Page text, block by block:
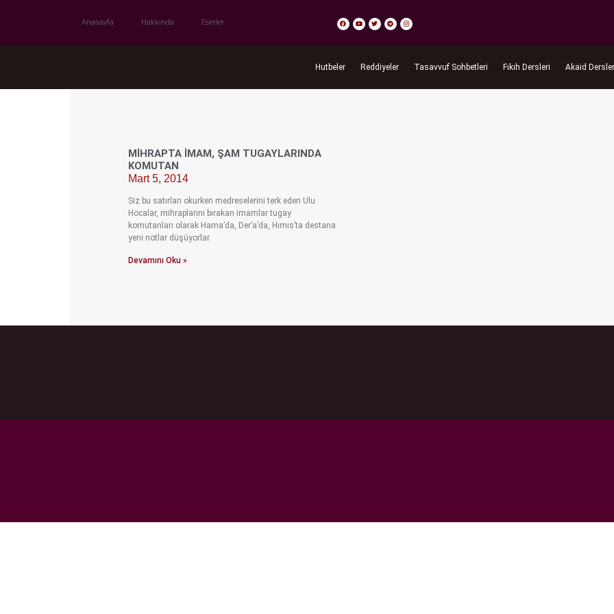
Anasayfa Hakkında Eserler
Hutbeler Reddiyeler Tasavvuf Sohbetleri Fıkıh Dersleri Akaid
MIHRAPTA İMAM, ŞAM TUGAYLARINDA
KOMUTAN
Mart 5, 2014
Siz bu satırları okurken medreselerini terk eden Ulu
Hocalar, mihraplarını bırakan imamlar tugay
komutanları olarak Hama’da, Der’a’da, Hımıs’ta destana
yeni notlar düşüyorlar.
Devamını Oku »